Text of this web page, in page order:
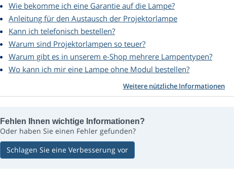
Wie bekomme ich eine Garantie auf die Lampe?
Anleitung für den Austausch der Projektorlampe
Kann ich telefonisch bestellen?
Warum sind Projektorlampen so teuer?
Warum gibt es in unserem e-Shop mehrere Lampentypen?
Wo kann ich mir eine Lampe ohne Modul bestellen?
Weitere nützliche Informationen
Fehlen Ihnen wichtige Informationen?
Oder haben Sie einen Fehler gefunden?
Schlagen Sie eine Verbesserung vor